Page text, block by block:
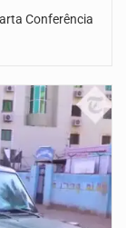
Conferência